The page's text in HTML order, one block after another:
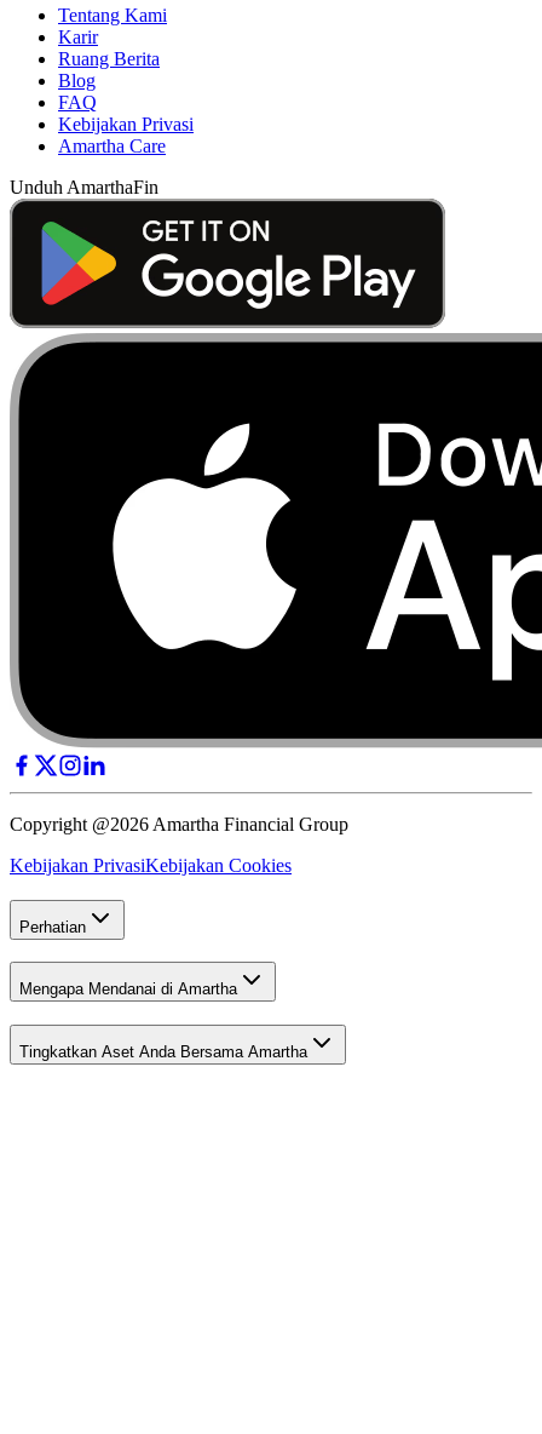
Tentang Kami
Karir
Ruang Berita
Blog
FAQ
Kebijakan Privasi
Amartha Care
Unduh AmarthaFin
Copyright @2026 Amartha Financial Group
Kebijakan PrivasiKebijakan Cookies
Perhatian
Mengapa Mendanai di Amartha
Tingkatkan Aset Anda Bersama Amartha